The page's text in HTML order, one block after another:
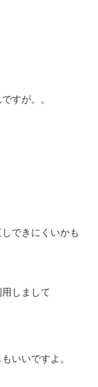
すが。。
できにくいかも
しまして
いいですよ。